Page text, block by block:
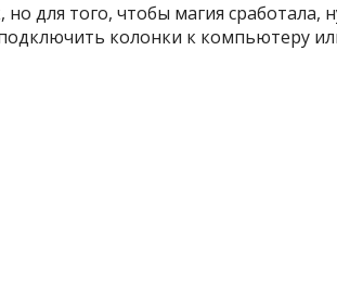
для того, чтобы магия сработала,
колонки к компьютеру